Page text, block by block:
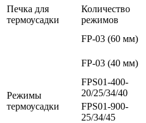
Печка для
термоусадки
Количество
режимов
Режимы
термоусадки
FP-03 (60 мм)
FP-03 (40 мм)
FPS01-400-
20/25/34/40
FPS01-900-
25/34/45